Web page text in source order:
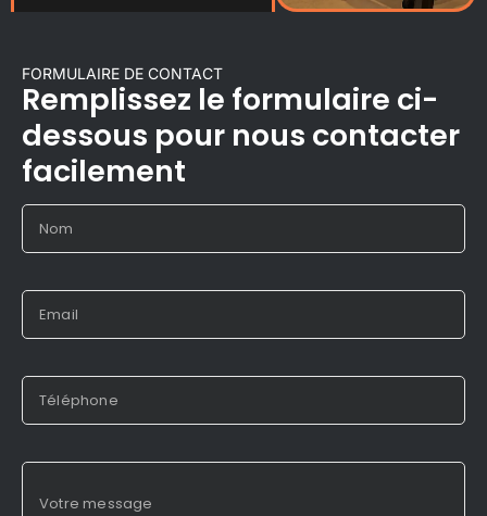
FORMULAIRE DE CONTACT
Remplissez le formulaire ci-
dessous pour nous contacter
facilement